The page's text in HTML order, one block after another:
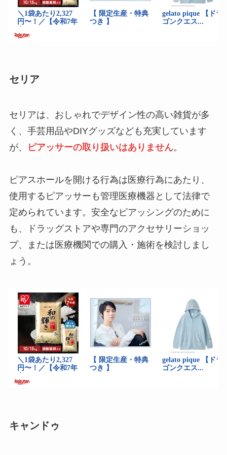
セリア
セリアは、おしゃれでデザイン性の高い雑貨が多
く、手芸用品やDIYグッズなども充実しています
が、
ピアッサーの取り扱いはありません。
ピアスホールを開ける行為は医療行為にあたり、
使用するピアッサーも管理医療機器として法律で
定められています。安全なピアッシングのために
も、ドラッグストアや専門のアクセサリーショッ
プ、または医療機関での購入・施術を検討しまし
ょう。
キャンドゥ